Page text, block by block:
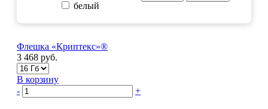
белый
Флешка «Криптекс»®
3 468 руб.
В корзину
-
+